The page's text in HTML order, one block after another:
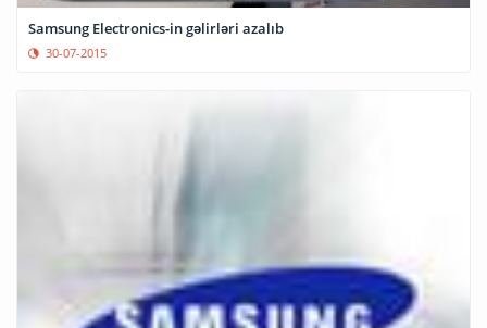
Samsung Electronics-in gəlirləri azalıb
30-07-2015